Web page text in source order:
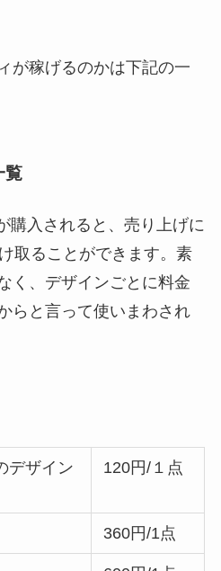
が稼げるのかは下記の一
覧
購入されると、売り上げに
取ることができます。素
く、デザインごとに料金
らと言って使いまわされ
デザイン
120円/１点
360円/1点